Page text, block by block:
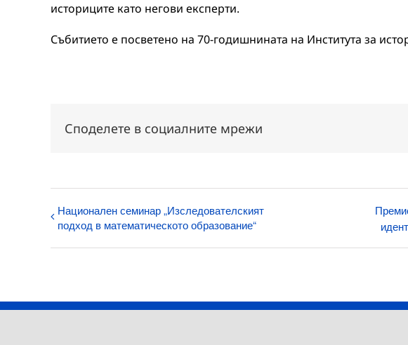
историците като негови експерти.
Събитието е посветено на 70-годишнината на Института за
Споделете в социалните мрежи
Национален семинар „Изследователският
подход в математическото образование“